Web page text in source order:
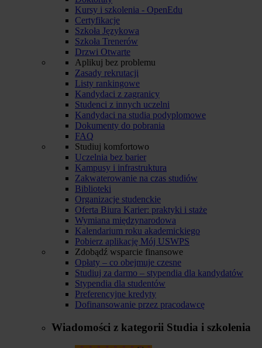
Kursy i szkolenia - OpenEdu
Certyfikacje
Szkoła Językowa
Szkoła Trenerów
Drzwi Otwarte
Aplikuj bez problemu
Zasady rekrutacji
Listy rankingowe
Kandydaci z zagranicy
Studenci z innych uczelni
Kandydaci na studia podyplomowe
Dokumenty do pobrania
FAQ
Studiuj komfortowo
Uczelnia bez barier
Kampusy i infrastruktura
Zakwaterowanie na czas studiów
Biblioteki
Organizacje studenckie
Oferta Biura Karier: praktyki i staże
Wymiana międzynarodowa
Kalendarium roku akademickiego
Pobierz aplikację Mój USWPS
Zdobądź wsparcie finansowe
Opłaty – co obejmuje czesne
Studiuj za darmo – stypendia dla kandydatów
Stypendia dla studentów
Preferencyjne kredyty
Dofinansowanie przez pracodawcę
Wiadomości z kategorii Studia i szkolenia